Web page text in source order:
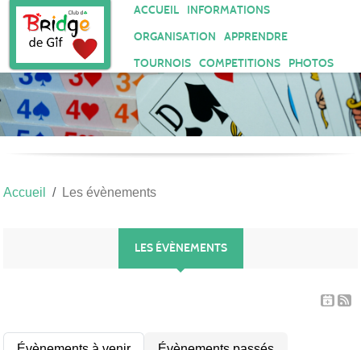
ACCUEIL
INFORMATIONS
ORGANISATION
APPRENDRE
TOURNOIS
COMPETITIONS PHOTOS
Accueil Les évènements
LES ÉVÈNEMENTS
Panneau de gestion des cookies